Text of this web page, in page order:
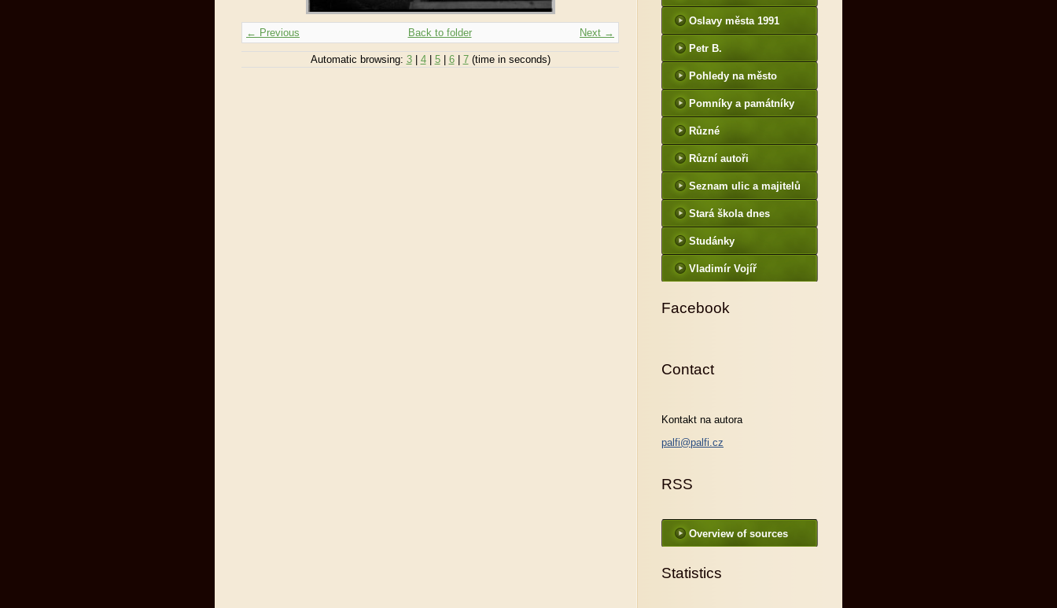
← Previous Next →
Back to folder
Automatic browsing: 3| 4| 5| 6| 7(time in seconds)
http://www.deutschefotot
hek.de
Oslavy města 1991
Petr B.
(PB14.zonerama.com,
takatiky.rajce.idnes.cz)
Pohledy na město
Pomníky a památníky
Různé
Různí autoři
Seznam ulic a majitelů
Stará škola dnes
Studánky
Vladimír Vojíř
Facebook
Contact
Kontakt na autora
palfi@palfi.cz
RSS
Overview of sources
Statistics